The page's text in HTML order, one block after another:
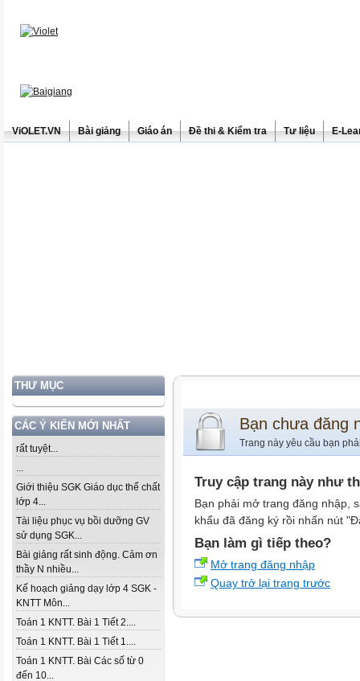
ViOLET.VN Bài giảng Giáo án Đề thi & Kiểm tra Tư liệu E-
THƯ MỤC
CÁC Ý KIẾN MỚI NHẤT
rất tuyệt...
...
Giới thiệu SGK Giáo dục thể chất
lớp 4...
Tài liệu phục vụ bồi dưỡng GV
sử dụng SGK...
Bài giảng rất sinh động. Cảm ơn
thầy N nhiều...
Kế hoạch giảng dạy lớp 4 SGK -
KNTT Môn...
Toán 1 KNTT. Bài 1 Tiết 2....
Toán 1 KNTT. Bài 1 Tiết 1....
Toán 1 KNTT. Bài Các số từ 0
đến 10...
Bạn chưa đăng
Trang này yêu cầu bạn
Truy cập trang này như
Bạn phải mở trang đăng nhập,
khẩu đã đăng ký rồi nhấn nút
Bạn làm gì tiếp theo?
Mở trang đăng nhập
Quay trở lại trang trước